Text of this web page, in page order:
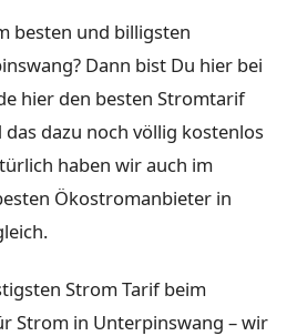
besten und billigsten
Dann bist Du hier bei
hier den besten Stromtarif
dazu noch völlig kostenlos
haben wir auch im
Ökostromanbieter in
Strom Tarif beim
Strom in Unterpinswang – wir